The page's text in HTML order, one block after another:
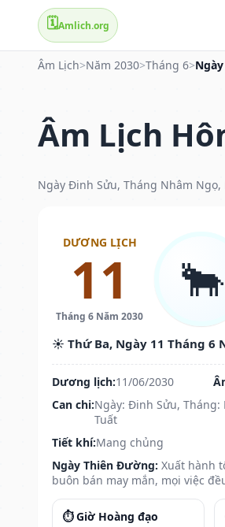
🗓️Amlich.org
Âm Lịch>Năm 2030>Tháng 6>Ngày
Âm Lịch
Ngày Đinh Sửu, Tháng Nhâm Ngọ,
DƯƠNG LỊCH
11
Tháng 6 Năm 2030
🐂
☀️ Thứ Ba, Ngày 11 Tháng 6
Dương lịch:11/06/2030
Can chi:Ngày: Đinh Sửu, Tháng:
Tuất
Tiết khí:Mang chủng
Ngày Thiên Đường: Xuất hành
buôn bán may mắn, mọi việc
⏱️ Giờ Hoàng đạo